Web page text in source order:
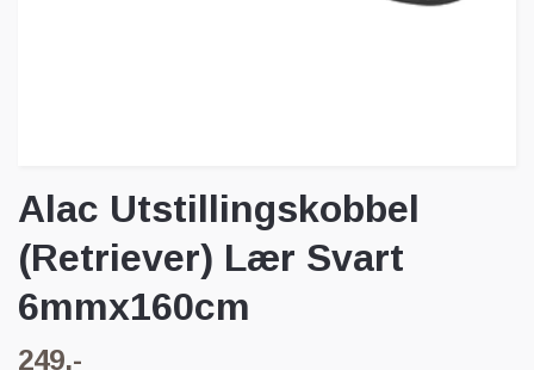
Alac Utstillingskobbel
(Retriever) Lær Svart
6mmx160cm
249,-